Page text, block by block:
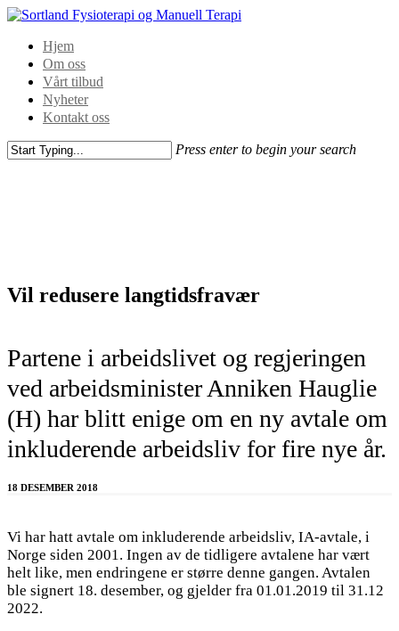
Hjem
Om oss
Vårt tilbud
Nyheter
Kontakt oss
Press enter to begin your search
Vil redusere langtidsfravær
Partene i arbeidslivet og regjeringen
ved arbeidsminister Anniken Hauglie
(H) har blitt enige om en ny avtale om
inkluderende arbeidsliv for fire nye år.
18 DESEMBER 2018
Vi har hatt avtale om inkluderende arbeidsliv, IA-avtale, i
Norge siden 2001. Ingen av de tidligere avtalene har vært
helt like, men endringene er større denne gangen. Avtalen
ble signert 18. desember, og gjelder fra 01.01.2019 til 31.12
2022.